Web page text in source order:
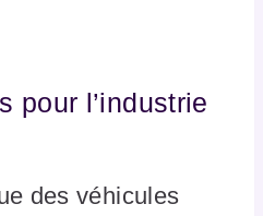
pour l’industrie
des véhicules